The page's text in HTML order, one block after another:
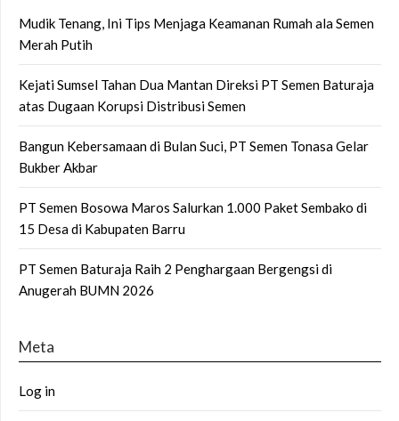
Mudik Tenang, Ini Tips Menjaga Keamanan Rumah ala Semen
Merah Putih
Kejati Sumsel Tahan Dua Mantan Direksi PT Semen Baturaja
atas Dugaan Korupsi Distribusi Semen
Bangun Kebersamaan di Bulan Suci, PT Semen Tonasa Gelar
Bukber Akbar
PT Semen Bosowa Maros Salurkan 1.000 Paket Sembako di
15 Desa di Kabupaten Barru
PT Semen Baturaja Raih 2 Penghargaan Bergengsi di
Anugerah BUMN 2026
Meta
Log in